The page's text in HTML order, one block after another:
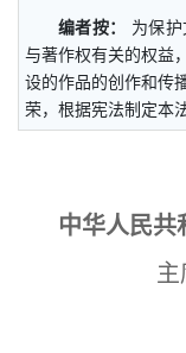
编者按：
为保
与著作权有关的权益
设的作品的创作和传
荣，根据宪法制定本法
中华人民共